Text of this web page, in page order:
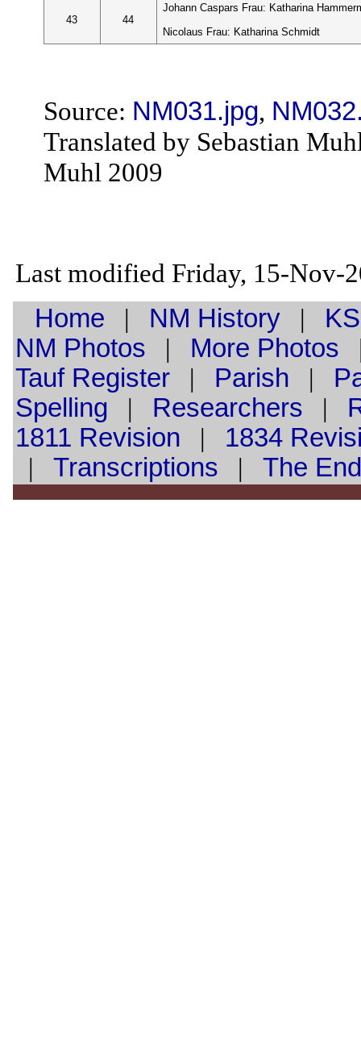
43 44
Johann Caspars Frau: Katharina
Nicolaus Frau: Katharina Schmidt
Source: NM031.jpg,
Translated by Sebastian
Muhl 2009
Last modified Friday, 15-Nov-
Home | NM History|
NM Photos | More Photos
TaufRegister| Parish |
Spelling | Researchers |
1811 Revision | 1834
| Transcriptions | The End